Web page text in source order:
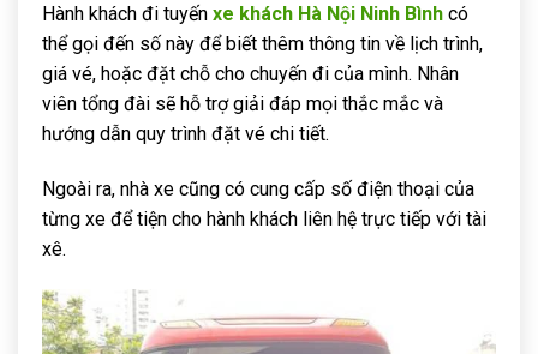
Hành khách đi tuyến xe khách Hà Nội Ninh Bình có
thể gọi đến số này để biết thêm thông tin về lịch trình,
giá vé, hoặc đặt chỗ cho chuyến đi của mình. Nhân
viên tổng đài sẽ hỗ trợ giải đáp mọi thắc mắc và
hướng dẫn quy trình đặt vé chi tiết.
Ngoài ra, nhà xe cũng có cung cấp số điện thoại của
từng xe để tiện cho hành khách liên hệ trực tiếp với tài
xê.